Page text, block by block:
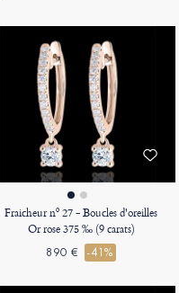
Fraicheur nº 27 - Boucles d'oreilles
Or rose 375 ‰ (9 carats)
890 € -41%